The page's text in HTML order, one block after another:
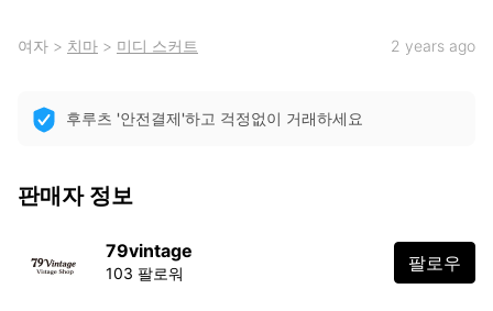
여자 > 치마 > 미디 스커트 2 years ago
후루츠 '안전결제'하고 걱정없이 거래하세요
판매자 정보
79vintage
103 팔로워 팔로우